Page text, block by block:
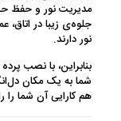
مدیریت نور و حفظ
جلوه‌ی زیبا در
نور دارند.
بنابراین، با نصب
شما به یک مکان
هم کارایی آن شما را